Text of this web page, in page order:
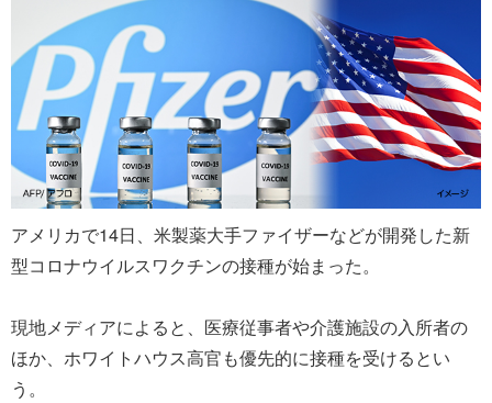
アメリカで14日、米製薬大手ファイザーなどが開発した新
型コロナウイルスワクチンの接種が始まった。
現地メディアによると、医療従事者や介護施設の入所者の
ほか、ホワイトハウス高官も優先的に接種を受けるとい
う。